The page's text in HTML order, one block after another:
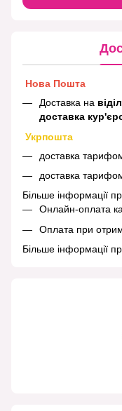
Нова Пошта
Доставка на
доставка
Укрпошта
доставка
доставка
Більше інформації
Онлайн-оплата
Оплата при
Більше інформації